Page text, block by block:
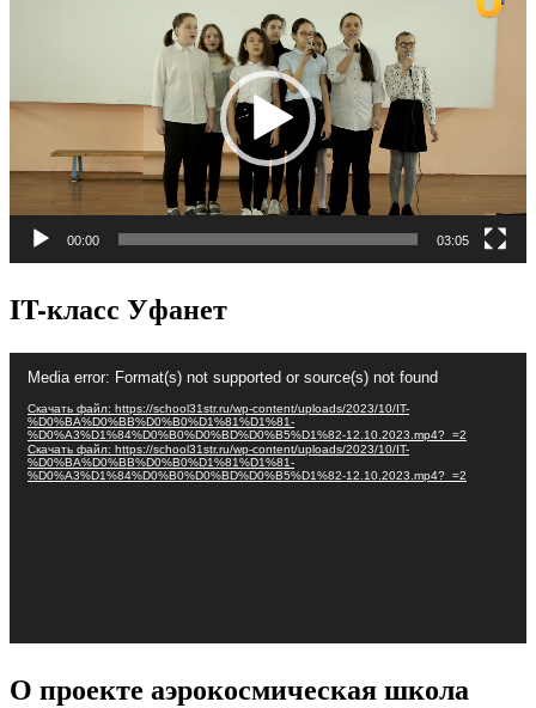
00:00 03:05
IT-класс Уфанет
Media error: Format(s) not supported or source(s) not found
Скачать файл: https://school31str.ru/wp-content/uploads/2023/10/IT-
%D0%BA%D0%BB%D0%B0%D1%81%D1%81-
%D0%A3%D1%84%D0%B0%D0%BD%D0%B5%D1%82-12.10.2023.mp4?_=2
Скачать файл: https://school31str.ru/wp-content/uploads/2023/10/IT-
%D0%BA%D0%BB%D0%B0%D1%81%D1%81-
%D0%A3%D1%84%D0%B0%D0%BD%D0%B5%D1%82-12.10.2023.mp4?_=2
О проекте аэрокосмическая школа